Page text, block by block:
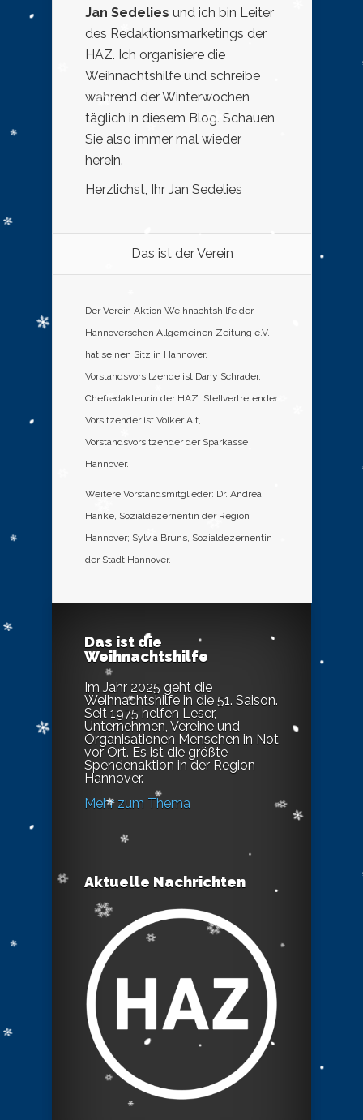
Jan Sedelies und ich bin Leiter
des Redaktionsmarketings der
HAZ. Ich organisiere die
Weihnachtshilfe und schreibe
während der Winterwochen
täglich in diesem Blog. Schauen
Sie also immer mal wieder
herein.
Herzlichst, Ihr Jan Sedelies
Das ist der Verein
Der Verein Aktion Weihnachtshilfe der
Hannoverschen Allgemeinen Zeitung e.V.
hat seinen Sitz in Hannover.
Vorstandsvorsitzende ist Dany Schrader,
Chefredakteurin der HAZ. Stellvertretender
Vorsitzender ist Volker Alt,
Vorstandsvorsitzender der Sparkasse
Hannover.
Weitere Vorstandsmitglieder: Dr. Andrea
Hanke, Sozialdezernentin der Region
Hannover; Sylvia Bruns, Sozialdezernentin
der Stadt Hannover.
Das ist die
Weihnachtshilfe
Im Jahr 2025 geht die
Weihnachtshilfe in die 51. Saison.
Seit 1975 helfen Leser,
Unternehmen, Vereine und
Organisationen Menschen in Not
vor Ort. Es ist die größte
Spendenaktion in der Region
Hannover.
Mehr zum Thema
Aktuelle Nachrichten